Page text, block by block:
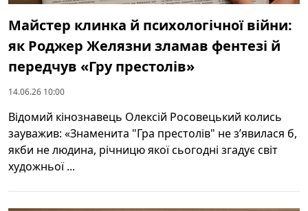
Майстер клинка й психологічної війни:
як Роджер Желязни зламав фентезі й
передчув «Гру престолів»
14.06.26 10:00
Відомий кінознавець Олексій Росовецький колись
зауважив: «Знаменита "Гра престолів" не з’явилася б,
якби не людина, річницю якої сьогодні згадує світ
художньої ...